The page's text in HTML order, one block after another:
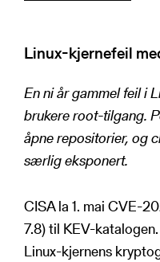
Linux-kjernefeil
En ni år gammel feil i
brukere root-tilgang.
åpne repositorier, og
særlig eksponert.
CISA la 1. mai CVE-
7.8) til KEV-
Linux-kjernens